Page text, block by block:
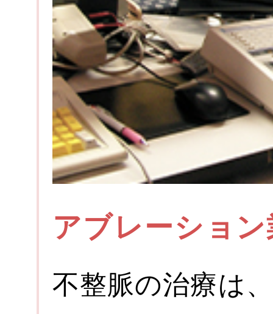
アブレーショ
不整脈の治療は